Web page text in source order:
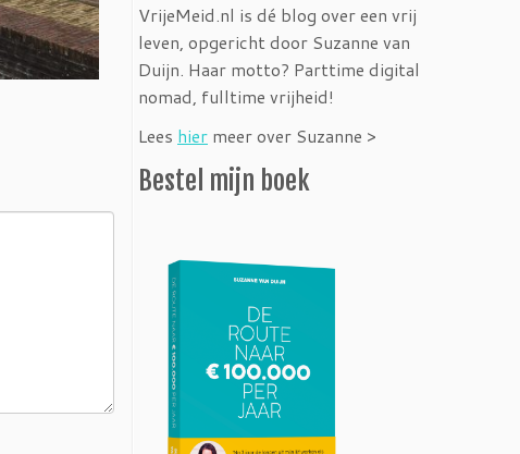
VrijeMeid.nl is dé blog over een vrij
leven, opgericht door Suzanne van
Duijn. Haar motto? Parttime digital
nomad, fulltime vrijheid!
Lees hier meer over Suzanne >
Bestel mijn boek